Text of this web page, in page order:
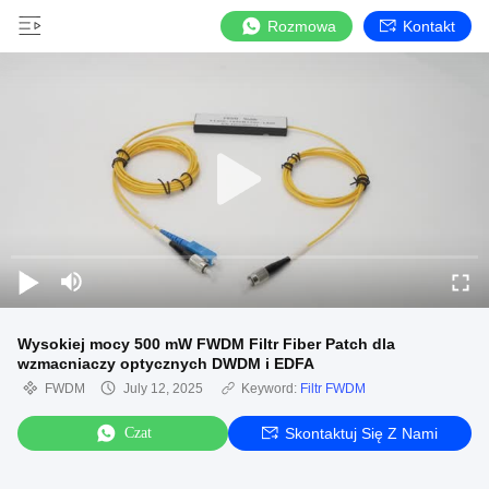
Rozmowa Kontakt
Wysokiej mocy 500 mW FWDM Filtr Fiber Patch dla
wzmacniaczy optycznych DWDM i EDFA
FWDM July 12, 2025 Keyword: Filtr FWDM
Czat Skontaktuj Się Z Nami